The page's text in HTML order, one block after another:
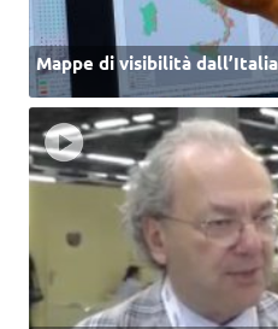
Mappe di visibilità